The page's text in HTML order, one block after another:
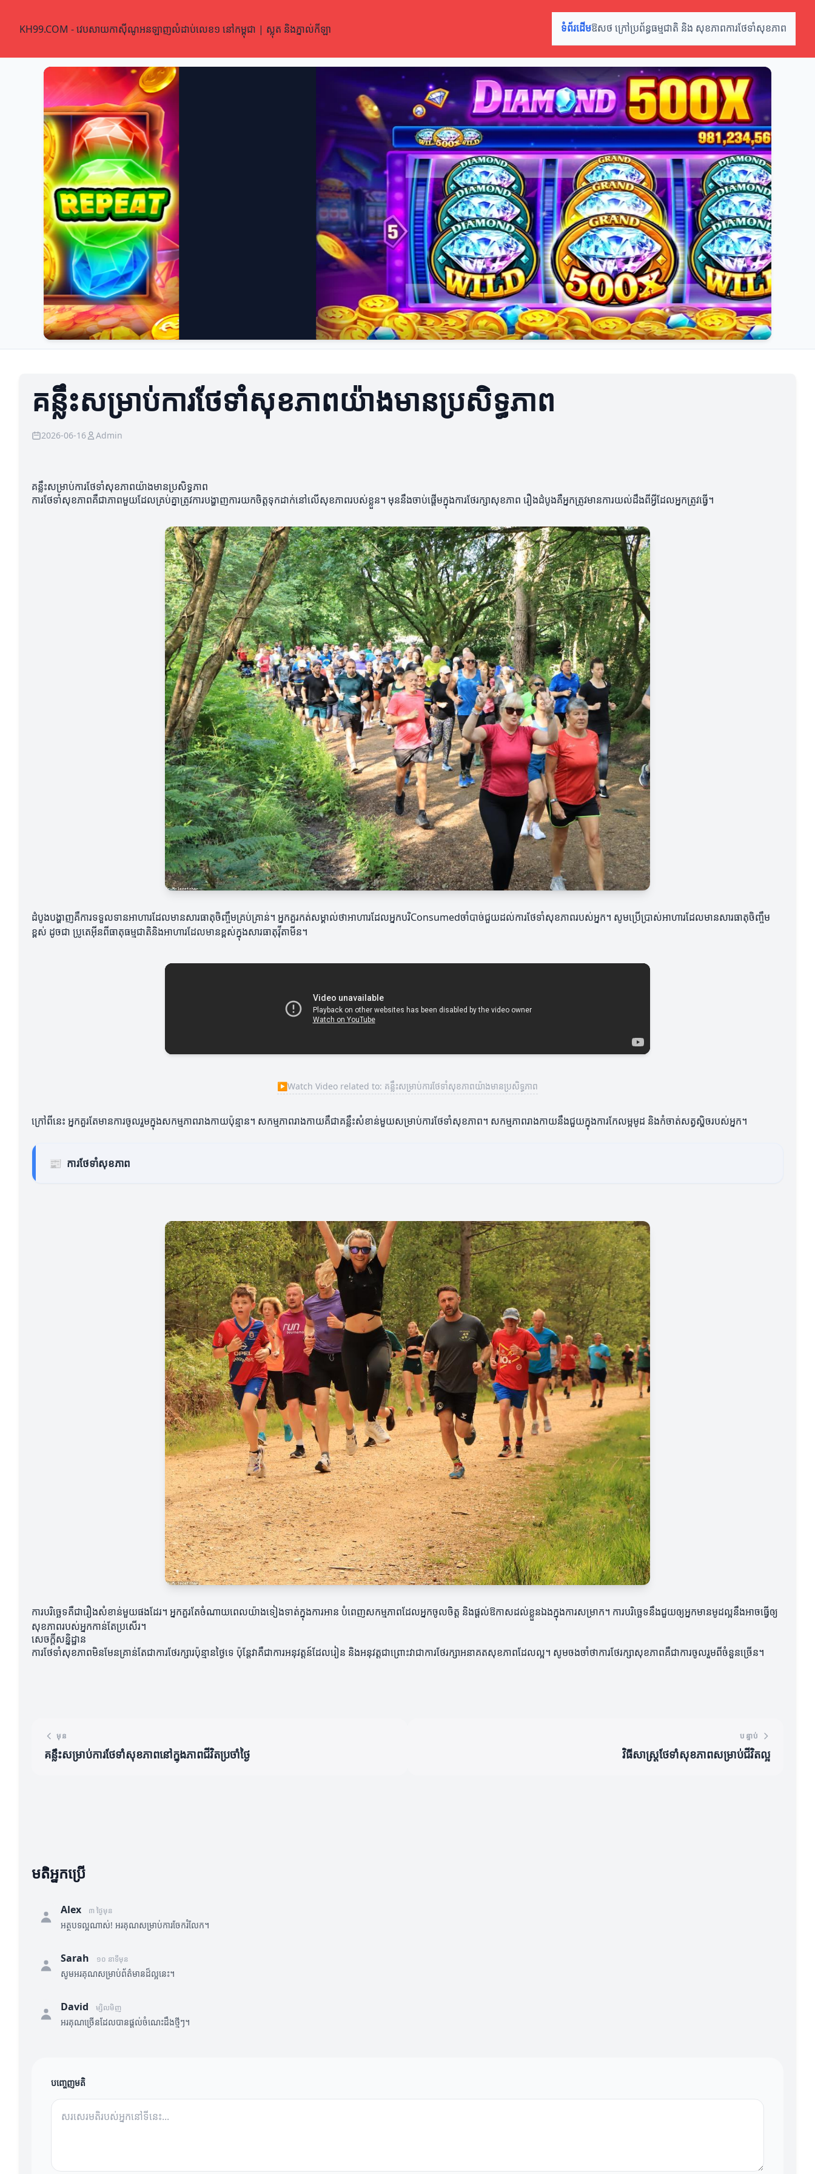
KH99.COM - វេបសាយកាស៊ីណូអនឡាញលំដាប់លេខ១ នៅកម្ពុជា | ស្លុត និងភ្នាល់កីឡា ទំព័រដើមឱសថ ក្រៅប្រព័ន្ធធម្មជាតិ និង សុខភាពការថែទាំសុខភាព
គន្លឹះសម្រាប់ការថែទាំសុខភាពយ៉ាងមានប្រសិទ្ធភាព
2026-06-16 Admin
គន្លឹះសម្រាប់ការថែទាំសុខភាពយ៉ាងមានប្រសិទ្ធភាព
ការថែទាំសុខភាពគឺជាភាពមួយដែលគ្រប់គ្នាត្រូវការបង្ហាញការយកចិត្តទុកដាក់នៅលើសុខភាពរបស់ខ្លួន។ មុននឹងចាប់ផ្តើមក្នុងការថែរក្សាសុខភាព រឿងដំបូងគឺអ្នកត្រូវមានការយល់ដឹងពីអ្វីដែលអ្នកត្រូវធ្វើ។
ដំបូងបង្ហាញគឺការទទួលទានអាហារដែលមានសារធាតុចិញ្ចឹមគ្រប់គ្រាន់។ អ្នកគួរកត់សម្គាល់ថាអាហារដែលអ្នកបរិConsumedចាំបាច់ជួយដល់ការថែទាំសុខភាពរបស់អ្នក។ សូមប្រើប្រាស់អាហារដែលមានសារធាតុចិញ្ចឹម
ខ្ពស់ ដូចជា ប្រូតេអ៊ីនពីធាតុធម្មជាតិនិងអាហារដែលមានខ្ពស់ក្នុងសារធាតុវ៉ីតាមីន។
▶Watch Video related to: គន្លឹះសម្រាប់ការថែទាំសុខភាពយ៉ាងមានប្រសិទ្ធភាព
ក្រៅពីនេះ អ្នកគួរតែមានការចូលរួមក្នុងសកម្មភាពរាងកាយប៉ុន្មាន។ សកម្មភាពរាងកាយគឺជាគន្លឹះសំខាន់មួយសម្រាប់ការថែទាំសុខភាព។ សកម្មភាពរាងកាយនឹងជួយក្នុងការកែលម្អមូដ និងកំចាត់សត្វស្ហិចរបស់អ្នក។
📰 ការថែទាំសុខភាព
ការបរិច្ឆេទគឺជារឿងសំខាន់មួយផងដែរ។ អ្នកគួរតែចំណាយពេលយ៉ាងទៀងទាត់ក្នុងការអាន បំពេញសកម្មភាពដែលអ្នកចូលចិត្ត និងផ្តល់ឱកាសដល់ខ្លួនឯងក្នុងការសម្រាក។ ការបរិច្ឆេទនឹងជួយឲ្យអ្នកមានមូដល្អនឹងអាចធ្វើឲ្យ
សុខភាពរបស់អ្នកកាន់តែប្រសើរ។
សេចក្តីសន្និដ្ឋាន
ការថែទាំសុខភាពមិនមែនគ្រាន់តែជាការថែរក្សារប៉ុន្មានថ្ងៃទេ ប៉ុន្តែវាគឺជាការអនុវត្តន៍ដែលរៀន និងអនុវត្តជាព្រោះវាជាការថែរក្សាអនាគតសុខភាពដែលល្អ។ សូមចងចាំថាការថែរក្សាសុខភាពគឺជាការចូលរួមពីចំនួនច្រើន។
មុន
គន្លឹះសម្រាប់ការថែទាំសុខភាពនៅក្នុងភាពជីវិតប្រចាំថ្ងៃ
បន្ទាប់
វិធីសាស្ត្រថែទាំសុខភាពសម្រាប់ជីវិតល្អ
មតិអ្នកប្រើ
Alex ៣ ថ្ងៃមុន
អត្ថបទល្អណាស់! អរគុណសម្រាប់ការចែករំលែក។
Sarah ១០ នាទីមុន
សូមអរគុណសម្រាប់ព័ត៌មានដ៏ល្អនេះ។
David ម្សិលមិញ
អរគុណច្រើនដែលបានផ្តល់ចំណេះដឹងថ្មីៗ។
បញ្ចេញមតិ